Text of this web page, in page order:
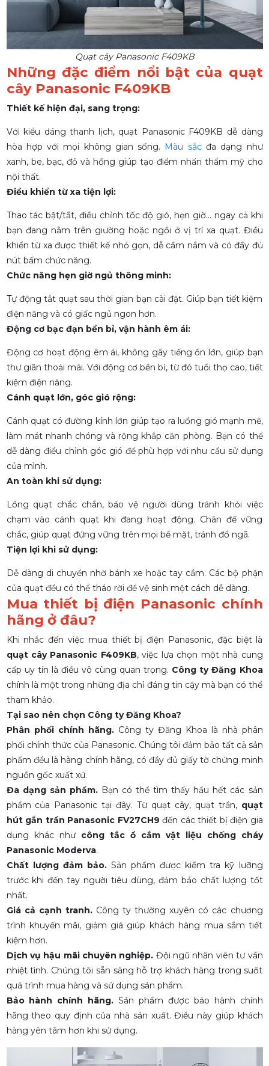
Quạt cây Panasonic F409KB
Những đặc điểm nổi bật của quạt
cây Panasonic F409KB
Thiết kế hiện đại, sang trọng:
Với kiểu dáng thanh lịch, quạt Panasonic F409KB dễ dàng
hòa hợp với mọi không gian sống. Màu sắcđa dạng như
xanh, be, bạc, đỏ và hồng giúp tạo điểm nhấn thẩm mỹ cho
nội thất.
Điều khiển từ xa tiện lợi:
Thao tác bật/tắt, điều chỉnh tốc độ gió, hẹn giờ... ngay cả khi
bạn đang nằm trên giường hoặc ngồi ở vị trí xa quạt. Điều
khiển từ xa được thiết kế nhỏ gọn, dễ cầm nắm và có đầy đủ
nút bấm chức năng.
Chức năng hẹn giờ ngủ thông minh:
Tự động tắt quạt sau thời gian bạn cài đặt. Giúp bạn tiết kiệm
điện năng và có giấc ngủ ngon hơn.
Động cơ bạc đạn bền bỉ, vận hành êm ái:
Động cơ hoạt động êm ái, không gây tiếng ồn lớn, giúp bạn
thư giãn thoải mái. Với động cơ bền bỉ, từ đó tuổi thọ cao, tiết
kiệm điện năng.
Cánh quạt lớn, góc gió rộng:
Cánh quạt có đường kính lớn giúp tạo ra luồng gió mạnh mẽ,
làm mát nhanh chóng và rộng khắp căn phòng. Bạn có thể
dễ dàng điều chỉnh góc gió để phù hợp với nhu cầu sử dụng
của mình.
An toàn khi sử dụng:
Lồng quạt chắc chắn, bảo vệ người dùng tránh khỏi việc
chạm vào cánh quạt khi đang hoạt động. Chân đế vững
chắc, giúp quạt đứng vững trên mọi bề mặt, tránh đổ ngã.
Tiện lợi khi sử dụng:
Dễ dàng di chuyển nhờ bánh xe hoặc tay cầm. Các bộ phận
của quạt đều có thể tháo rời để vệ sinh một cách dễ dàng.
Mua thiết bị điện Panasonic chính
hãng ở đâu?
Khi nhắc đến việc mua thiết bị điện Panasonic, đặc biệt là
quạt cây Panasonic F409KB, việc lựa chọn một nhà cung
cấp uy tín là điều vô cùng quan trọng. Công ty Đăng Khoa
chính là một trong những địa chỉ đáng tin cậy mà bạn có thể
tham khảo.
Tại sao nên chọn Công ty Đăng Khoa?
Phân phối chính hãng. Công ty Đăng Khoa là nhà phân
phối chính thức của Panasonic. Chúng tôi đảm bảo tất cả sản
phẩm đều là hàng chính hãng, có đầy đủ giấy tờ chứng minh
nguồn gốc xuất xứ.
Đa dạng sản phẩm. Bạn có thể tìm thấy hầu hết các sản
phẩm của Panasonic tại đây. Từ quạt cây, quạt trần, quạt
hút gắn trần Panasonic FV27CH9 đến các thiết bị điện gia
dụng khác như công tắc ổ cắm vật liệu chống cháy
Panasonic Moderva.
Chất lượng đảm bảo. Sản phẩm được kiểm tra kỹ lưỡng
trước khi đến tay người tiêu dùng, đảm bảo chất lượng tốt
nhất.
Giá cả cạnh tranh. Công ty thường xuyên có các chương
trình khuyến mãi, giảm giá giúp khách hàng mua sắm tiết
kiệm hơn.
Dịch vụ hậu mãi chuyên nghiệp. Đội ngũ nhân viên tư vấn
nhiệt tình. Chúng tôi sẵn sàng hỗ trợ khách hàng trong suốt
quá trình mua hàng và sử dụng sản phẩm.
Bảo hành chính hãng.Sản phẩm được bảo hành chính
hãng theo quy định của nhà sản xuất. Điều này giúp khách
hàng yên tâm hơn khi sử dụng.